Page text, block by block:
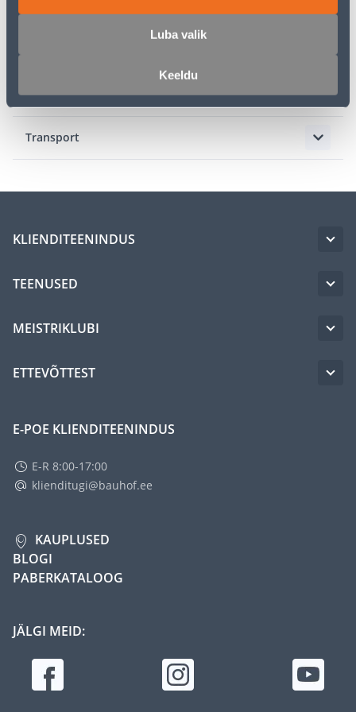
Luba valik
Keeldu
Juhendid
Transport
KLIENDITEENINDUS
TEENUSED
MEISTRIKLUBI
ETTEVÕTTEST
E-POE KLIENDITEENINDUS
E-R 8:00-17:00
klienditugi@bauhof.ee
KAUPLUSED
BLOGI
PABERKATALOOG
JÄLGI MEID: